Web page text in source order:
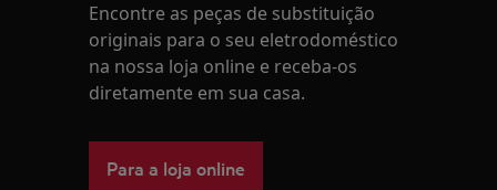
Encontre as peças de substituição
originais para o seu eletrodoméstico
na nossa loja online e receba-os
diretamente em sua casa.
Para a loja online